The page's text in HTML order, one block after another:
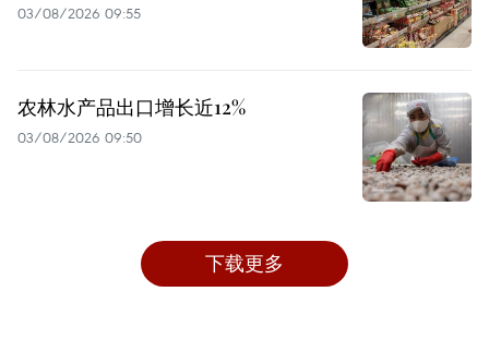
03/08/2026 09:55
农林水产品出口增长近12%
03/08/2026 09:50
下载更多